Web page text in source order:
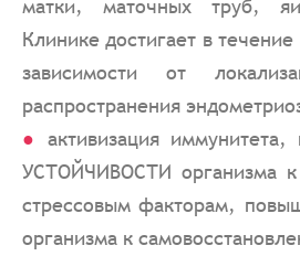
матки, маточных труб,
Клинике достигает в
зависимости от
распространения
активизация
УСТОЙЧИВОСТИ организма
стрессовым факторам,
организма к